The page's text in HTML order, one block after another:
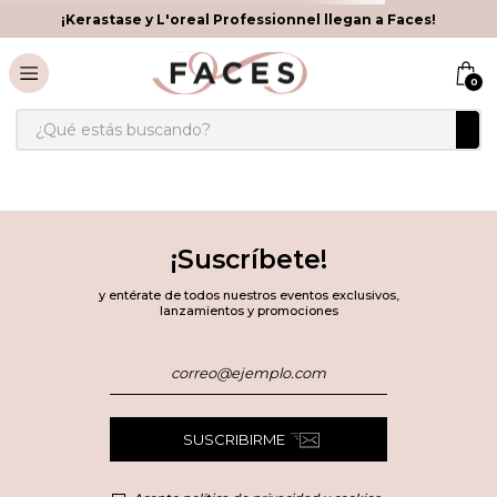
¡Kerastase y L'oreal Professionnel llegan a Faces!
0
¿Qué estás buscando?
¡Suscríbete!
y entérate de todos nuestros eventos exclusivos,
lanzamientos y promociones
SUSCRIBIRME